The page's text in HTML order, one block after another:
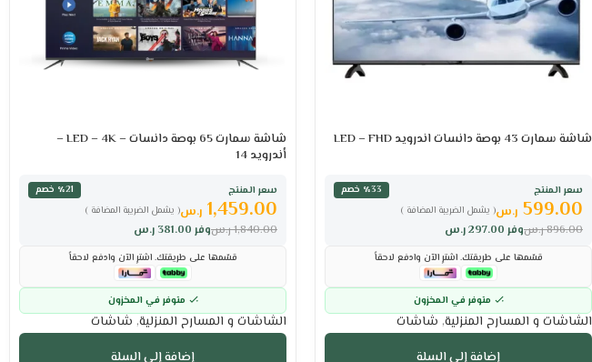
شاشة سمارت 43 بوصة دانسات اندرويد LED – FHD
سعر المنتج
٪33 خصم
( يشمل الضريبة المضافة )
599.00 ر.س
وفر 297.00ر.س 896.00ر.س
قسّمها على طريقتك. اشترِ الآن وادفع لاحقاً
متوفر في المخزون
الشاشات و المسارح المنزلية, شاشات
إضافة إلى السلة
شاشة سمارت 65 بوصة دانسات – LED – 4K –
أندرويد 14
سعر المنتج
٪21 خصم
( يشمل الضريبة المضافة )
1,459.00 ر.س
وفر 381.00 ر.س 1,840.00ر.س
قسّمها على طريقتك. اشترِ الآن وادفع لاحقاً
متوفر في المخزون
الشاشات و المسارح المنزلية, شاشات
إضافة إلى السلة